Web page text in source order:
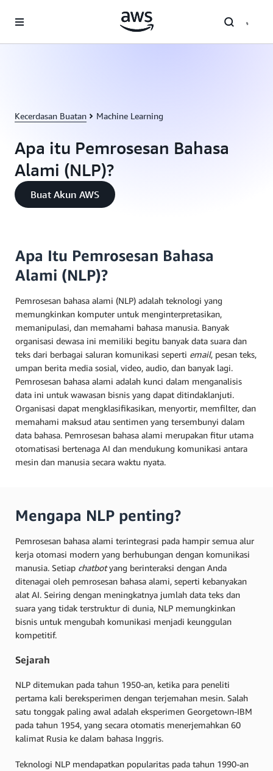
Kecerdasan Buatan Machine Learning
Apa itu Pemrosesan Bahasa
Alami (NLP)?
Buat Akun AWS
Apa Itu Pemrosesan Bahasa
Alami (NLP)?
Pemrosesan bahasa alami (NLP) adalah teknologi yang
memungkinkan komputer untuk menginterpretasikan,
memanipulasi, dan memahami bahasa manusia. Banyak
organisasi dewasa ini memiliki begitu banyak data suara dan
teks dari berbagai saluran komunikasi seperti email, pesan teks,
umpan berita media sosial, video, audio, dan banyak lagi.
Pemrosesan bahasa alami adalah kunci dalam menganalisis
data ini untuk wawasan bisnis yang dapat ditindaklanjuti.
Organisasi dapat mengklasifikasikan, menyortir, memfilter, dan
memahami maksud atau sentimen yang tersembunyi dalam
data bahasa. Pemrosesan bahasa alami merupakan fitur utama
otomatisasi bertenaga AI dan mendukung komunikasi antara
mesin dan manusia secara waktu nyata.
Mengapa NLP penting?
Pemrosesan bahasa alami terintegrasi pada hampir semua alur
kerja otomasi modern yang berhubungan dengan komunikasi
manusia. Setiap chatbotyang berinteraksi dengan Anda
ditenagai oleh pemrosesan bahasa alami, seperti kebanyakan
alat AI. Seiring dengan meningkatnya jumlah data teks dan
suara yang tidak terstruktur di dunia, NLP memungkinkan
bisnis untuk mengubah komunikasi menjadi keunggulan
kompetitif.
Sejarah
NLP ditemukan pada tahun 1950-an, ketika para peneliti
pertama kali bereksperimen dengan terjemahan mesin. Salah
satu tonggak paling awal adalah eksperimen Georgetown-IBM
pada tahun 1954, yang secara otomatis menerjemahkan 60
kalimat Rusia ke dalam bahasa Inggris.
Teknologi NLP mendapatkan popularitas pada tahun 1990-an